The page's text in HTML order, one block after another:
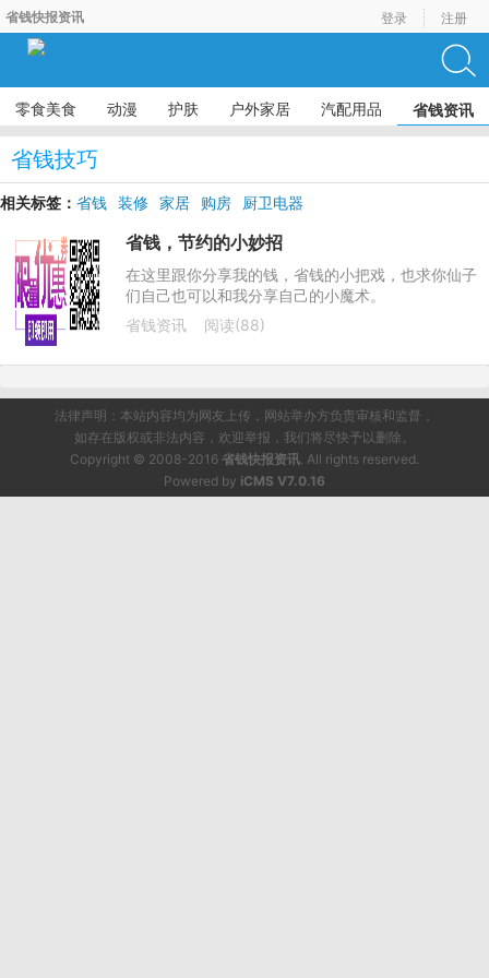
省钱快报资讯 登录 注册
零食美食 动漫 护肤 户外家居 汽配用品 省钱资讯
省钱技巧
相关标签： 省钱 装修 家居 购房 厨卫电器
省钱，节约的小妙招
在这里跟你分享我的钱，省钱的小把戏，也求你仙子
们自己也可以和我分享自己的小魔术。
省钱资讯
阅读(88)
法律声明：本站内容均为网友上传，网站举办方负责审核和监督，
如存在版权或非法内容，欢迎举报，我们将尽快予以删除。
Copyright © 2008-2016 省钱快报资讯. All rights reserved.
Powered by iCMS V7.0.16